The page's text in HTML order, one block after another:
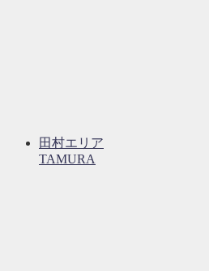
田村エリア
TAMURA